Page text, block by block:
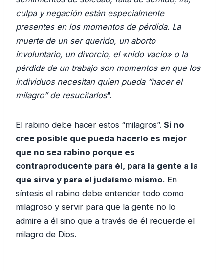
culpa y negación están especialmente
presentes en los momentos de pérdida. La
muerte de un ser querido, un aborto
involuntario, un divorcio, el «nido vacío» o la
pérdida de un trabajo son momentos en que los
individuos necesitan quien pueda “hacer el
milagro” de resucitarlos”.
El rabino debe hacer estos “milagros”. Si no
cree posible que pueda hacerlo es mejor
que no sea rabino porque es
contraproducente para él, para la gente a la
que sirve y para el judaísmo mismo. En
síntesis el rabino debe entender todo como
milagroso y servir para que la gente no lo
admire a él sino que a través de él recuerde el
milagro de Dios.